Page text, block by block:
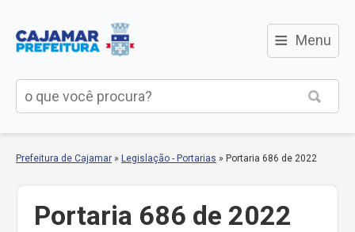
≡ Menu
Prefeitura de Cajamar » Legislação - Portarias » Portaria 686 de 2022
Portaria 686 de 2022